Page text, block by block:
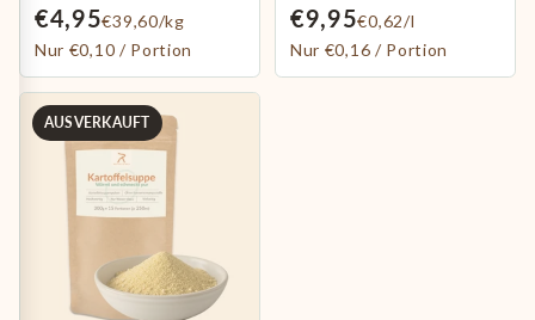
€4,95€39,60/kg
Nur €0,10 / Portion
€9,95€0,62/l
Nur €0,16 / Portion
AUSVERKAUFT